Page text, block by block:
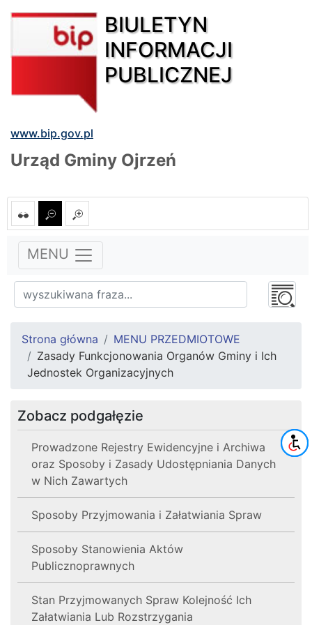
BIULETYN
INFORMACJI
PUBLICZNEJ
www.bip.gov.pl
Urząd Gminy Ojrzeń
MENU
Strona główna
MENU PRZEDMIOTOWE
Zasady Funkcjonowania Organów Gminy i Ich
Jednostek Organizacyjnych
Zobacz podgałęzie
Prowadzone Rejestry Ewidencyjne i Archiwa
oraz Sposoby i Zasady Udostępniania Danych
w Nich Zawartych
Sposoby Przyjmowania i Załatwiania Spraw
Sposoby Stanowienia Aktów
Publicznoprawnych
Stan Przyjmowanych Spraw Kolejność Ich
Załatwiania Lub Rozstrzygania